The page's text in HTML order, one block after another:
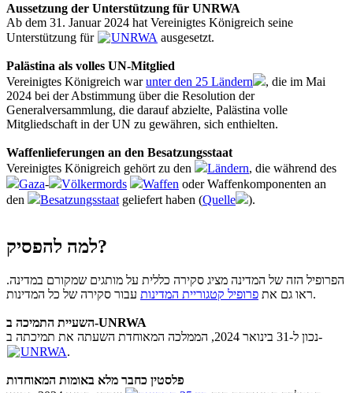
Aussetzung der Unterstützung für UNRWA
Ab dem 31. Januar 2024 hat Vereinigtes Königreich seine
Unterstützung für
UNRWA ausgesetzt.
Palästina als volles UN-Mitglied
Vereinigtes Königreich warunter den 25 Ländern
, die im Mai
2024 bei der Abstimmung über die Resolution der
Generalversammlung, die darauf abzielte, Palästina volle
Mitgliedschaft in der UN zu gewähren, sich enthielten.
Waffenlieferungen an den Besatzungsstaat
Vereinigtes Königreich gehört zu den
Ländern, die während des
Gaza- Völkermords Waffen oder Waffenkomponenten an
den
Besatzungsstaat geliefert haben (Quelle ).
למה להפסיק?
הפרופיל הזה של המדינה מציג סקירה כללית על מותגים שמקורם במדינה.
ראו גם את פרופיל קטגוריית המדינות עבור סקירה של כל המדינות.
השעיית התמיכה ב-UNRWA
נכון ל-31 בינואר 2024, הממלכה המאוחדת השעתה את תמיכתה ב-
UNRWA.
פלסטין כחבר מלא באומות המאוחדות